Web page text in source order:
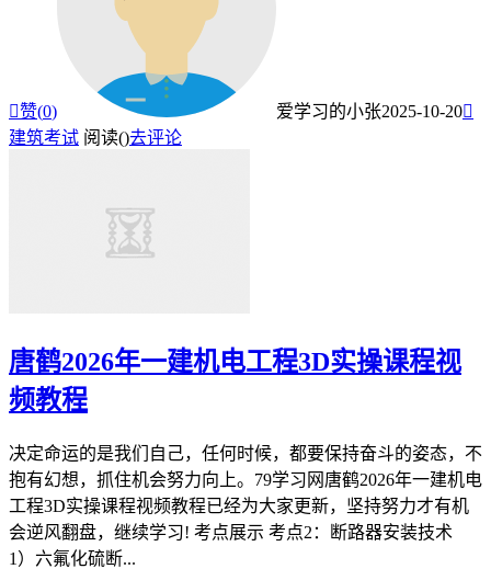
赞(0) 爱学习的小张2025-10-20
建筑考试 阅读()去评论
唐鹤2026年一建机电工程3D实操课程视
频教程
决定命运的是我们自己，任何时候，都要保持奋斗的姿态，不
抱有幻想，抓住机会努力向上。79学习网唐鹤2026年一建机电
工程3D实操课程视频教程已经为大家更新，坚持努力才有机
会逆风翻盘，继续学习! 考点展示 考点2：断路器安装技术
1）六氟化硫断...